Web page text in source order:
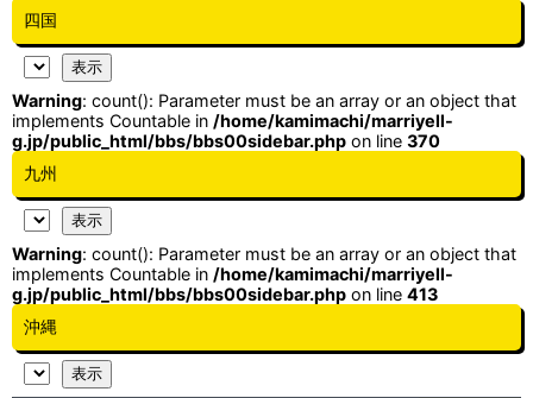
四国
Warning: count(): Parameter must be an array or an object that
implements Countable in /home/kamimachi/marriyell-
g.jp/public_html/bbs/bbs00sidebar.php on line 370
九州
Warning: count(): Parameter must be an array or an object that
implements Countable in /home/kamimachi/marriyell-
g.jp/public_html/bbs/bbs00sidebar.php on line 413
沖縄